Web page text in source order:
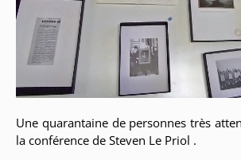
Une quarantaine de personnes très
la conférence de Steven Le Priol .